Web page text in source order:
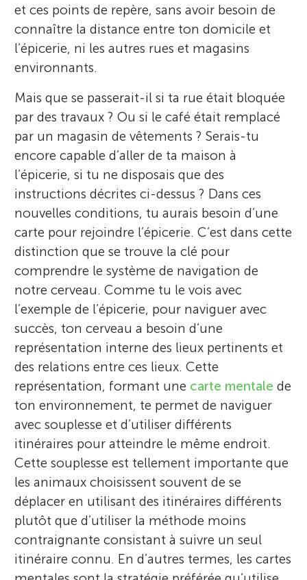
et ces points de repère, sans avoir besoin de
connaître la distance entre ton domicile et
l’épicerie, ni les autres rues et magasins
environnants.
Mais que se passerait-il si ta rue était bloquée
par des travaux ? Ou si le café était remplacé
par un magasin de vêtements ? Serais-tu
encore capable d’aller de ta maison à
l’épicerie, si tu ne disposais que des
instructions décrites ci-dessus ? Dans ces
nouvelles conditions, tu aurais besoin d’une
carte pour rejoindre l’épicerie. C’est dans cette
distinction que se trouve la clé pour
comprendre le système de navigation de
notre cerveau. Comme tu le vois avec
l’exemple de l’épicerie, pour naviguer avec
succès, ton cerveau a besoin d’une
représentation interne des lieux pertinents et
des relations entre ces lieux. Cette
représentation, formant une carte mentale de
ton environnement, te permet de naviguer
avec souplesse et d’utiliser différents
itinéraires pour atteindre le même endroit.
Cette souplesse est tellement importante que
les animaux choisissent souvent de se
déplacer en utilisant des itinéraires différents
plutôt que d’utiliser la méthode moins
contraignante consistant à suivre un seul
itinéraire connu. En d’autres termes, les cartes